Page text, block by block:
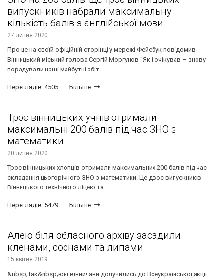
випускників набрали максимальну
кількість балів з англійської мови
27 липня 2020
Про це на своїй офіційній сторінці у мережі Фейсбук повідомив
Вінницький міський голова Сергій Моргунов "Як і очікував – знову
порадували наші майбутні абіт...
Переглядів: 4505 Більше
Троє вінницьких учнів отримали
максимальні 200 балів під час ЗНО з
математики
20 липня 2020
Троє вінницьких хлопців отримали максимальних 200 балів під час
складання цьогорічного ЗНО з математики. Це двоє випускників
Вінницького технічного ліцею та ...
Переглядів: 5479 Більше
Алею біля обласного архіву засадили
кленами, соснами та липами
15 квітня 2019
&nbsp;Так&nbsp;юні вінничани долучились до Всеукраїнської акції